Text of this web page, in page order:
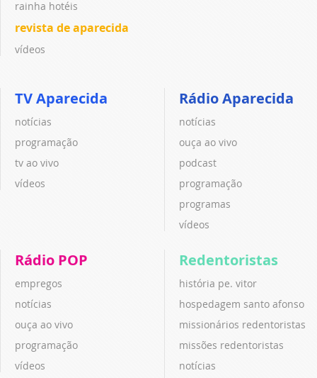
rainha hotéis
revista de aparecida
vídeos
TV Aparecida
notícias
programação
tv ao vivo
vídeos
Rádio Aparecida
notícias
ouça ao vivo
podcast
programação
programas
vídeos
Rádio POP
empregos
notícias
ouça ao vivo
programação
vídeos
Redentoristas
história pe. vitor
hospedagem santo afonso
missionários redentoristas
missões redentoristas
notícias